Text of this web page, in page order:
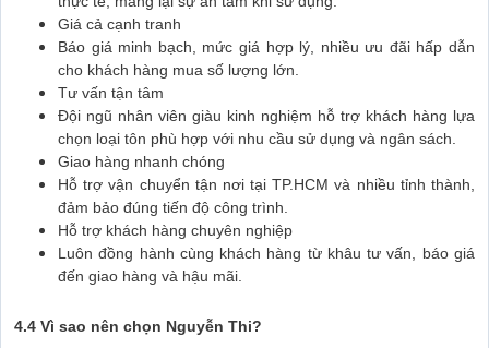
Giá cả cạnh tranh
Báo giá minh bạch, mức giá hợp lý, nhiều ưu đãi hấp dẫn
cho khách hàng mua số lượng lớn.
Tư vấn tận tâm
Đội ngũ nhân viên giàu kinh nghiệm hỗ trợ khách hàng lựa
chọn loại tôn phù hợp với nhu cầu sử dụng và ngân sách.
Giao hàng nhanh chóng
Hỗ trợ vận chuyển tận nơi tại TP.HCM và nhiều tỉnh thành,
đảm bảo đúng tiến độ công trình.
Hỗ trợ khách hàng chuyên nghiệp
Luôn đồng hành cùng khách hàng từ khâu tư vấn, báo giá
đến giao hàng và hậu mãi.
4.4 Vì sao nên chọn Nguyễn Thi?